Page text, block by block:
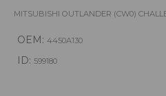
MITSUBISHI OUTLANDER (CW0)
OEM: 4450A130
ID: 599180